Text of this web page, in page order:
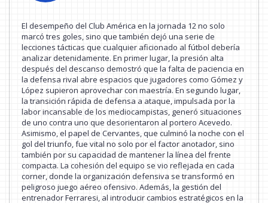
El desempeño del Club América en la jornada 12 no solo
marcó tres goles, sino que también dejó una serie de
lecciones tácticas que cualquier aficionado al fútbol debería
analizar detenidamente. En primer lugar, la presión alta
después del descanso demostró que la falta de paciencia en
la defensa rival abre espacios que jugadores como Gómez y
López supieron aprovechar con maestría. En segundo lugar,
la transición rápida de defensa a ataque, impulsada por la
labor incansable de los mediocampistas, generó situaciones
de uno contra uno que desorientaron al portero Acevedo.
Asimismo, el papel de Cervantes, que culminó la noche con el
gol del triunfo, fue vital no solo por el factor anotador, sino
también por su capacidad de mantener la línea del frente
compacta. La cohesión del equipo se vio reflejada en cada
corner, donde la organización defensiva se transformó en
peligroso juego aéreo ofensivo. Además, la gestión del
entrenador Ferraresi, al introducir cambios estratégicos en la